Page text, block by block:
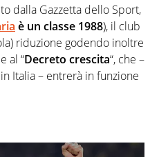
dalla Gazzetta dello Sport,
è un classe 1988), il club
riduzione godendo inoltre
al “Decreto crescita“, che –
Italia – entrerà in funzione